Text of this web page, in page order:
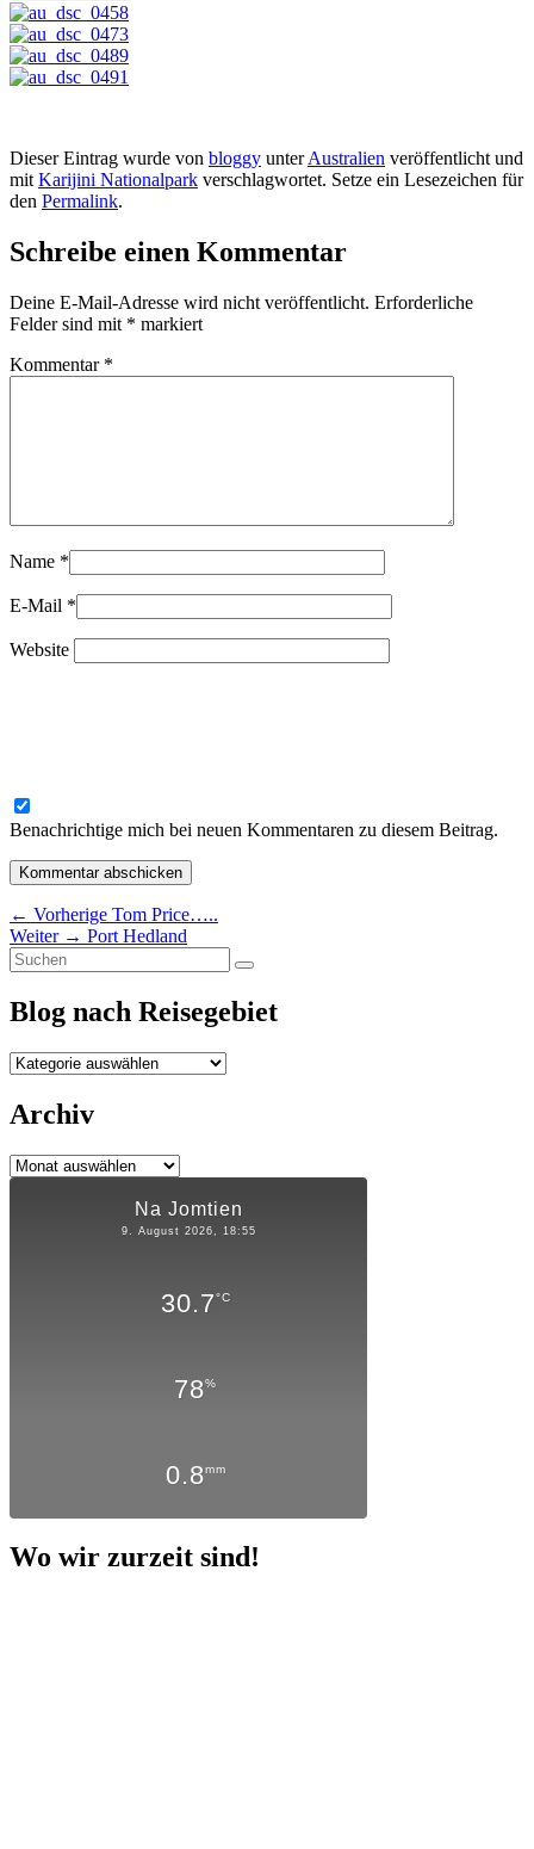
Dieser Eintrag wurde von bloggy unterAustralien veröffentlicht und
mit Karijini Nationalpark verschlagwortet. Setze ein Lesezeichen für
den Permalink.
Schreibe einen Kommentar
Deine E-Mail-Adresse wird nicht veröffentlicht. Erforderliche
Felder sind mit * markiert
Kommentar *
Name *
E-Mail *
Website
Benachrichtige mich bei neuen Kommentaren zu diesem Beitrag.
Beitragsnavigation
← Vorherige Vorheriger
Beitrag:
Tom Price…..
Weiter → Nächster
Port Hedland
Primärer
Seitenleisten-
Widgetbereich
Suchen
nach:
Suchen
Blog nach Reisegebiet
Blog
Reisegebiet
Archiv
Archiv
Na Jomtien
9. August 2026, 18:55
30.7°C
78%
0.8mm
Wo wir zurzeit sind!